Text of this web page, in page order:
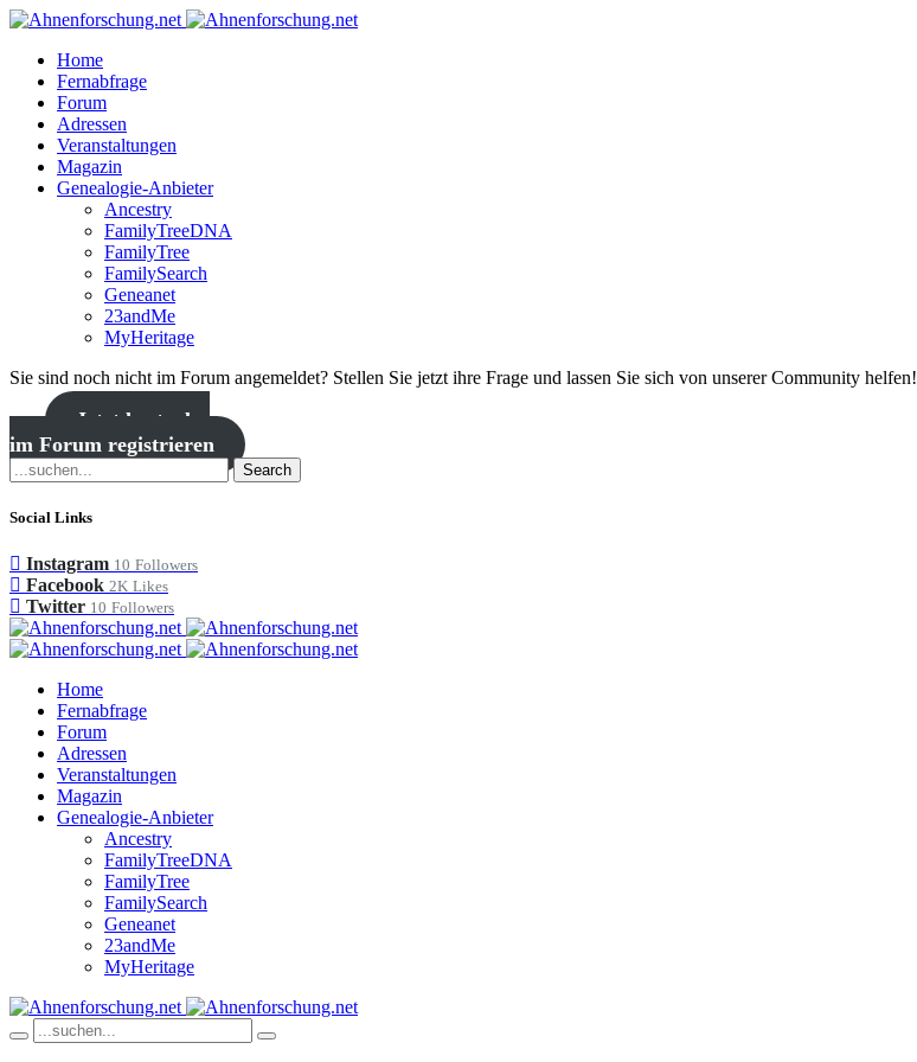
Home
Fernabfrage
Forum
Adressen
Veranstaltungen
Magazin
Genealogie-Anbieter
Ancestry
FamilyTreeDNA
FamilyTree
FamilySearch
Geneanet
23andMe
MyHeritage
Sie sind noch nicht im Forum angemeldet? Stellen Sie jetzt ihre Frage und lassen Sie sich von unserer Community helfen!
Jetzt kostenlos
im Forum registrieren
Search
Social Links
Instagram 10 Followers
Facebook 2K Likes
Twitter 10 Followers
Home
Fernabfrage
Forum
Adressen
Veranstaltungen
Magazin
Genealogie-Anbieter
Ancestry
FamilyTreeDNA
FamilyTree
FamilySearch
Geneanet
23andMe
MyHeritage